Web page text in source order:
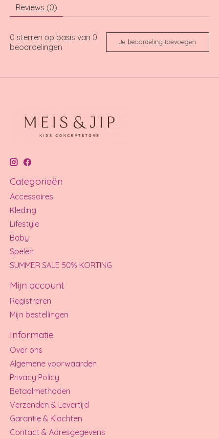
Reviews (0)
0 sterren op basis van 0
beoordelingen
Je beoordeling toevoegen
Categorieën
Accessoires
Kleding
Lifestyle
Baby
Spelen
SUMMER SALE 50% KORTING
Mijn account
Registreren
Mijn bestellingen
Informatie
Over ons
Algemene voorwaarden
Privacy Policy
Betaalmethoden
Verzenden & Levertijd
Garantie & Klachten
Contact & Adresgegevens